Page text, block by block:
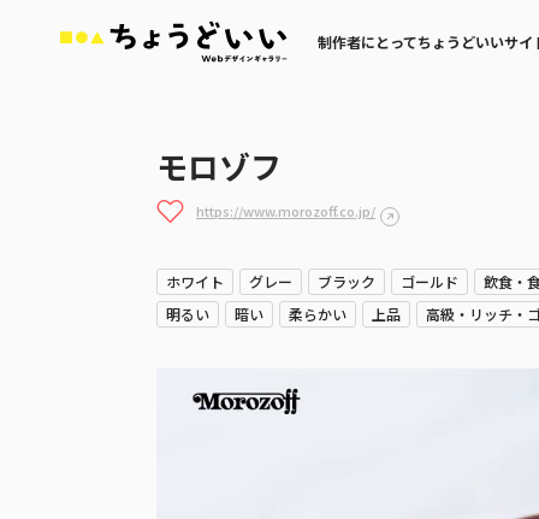
制作者にとってちょうどいいサイ
モロゾフ
https://www.morozoff.co.jp/
ホワイト グレー ブラック ゴールド
飲食・
明るい
暗い 柔らかい 上品 高級・リッチ・